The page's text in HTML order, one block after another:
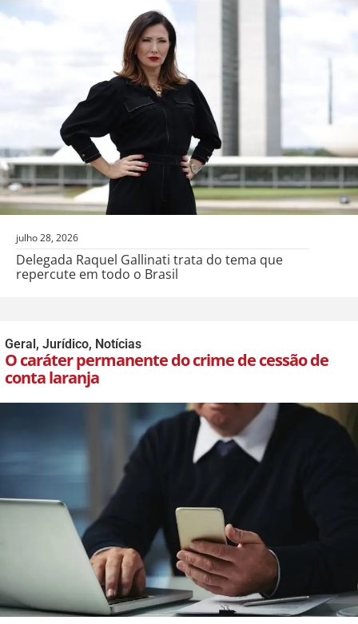
julho 28, 2026
Delegada Raquel Gallinati trata do tema que
repercute em todo o Brasil
Geral, Jurídico, Notícias
O caráter permanente do crime de cessão de
conta laranja